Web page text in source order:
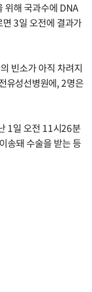
위해 국과수에 DNA
3일 오전에 결과가
빈소가 아직 차려지
유성선병원에, 2명은
1일 오전 11시26분
송돼 수술을 받는 등